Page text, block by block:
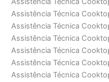
Assistência Técnica
Assistência Técnica
Assistência Técnica
Assistência Técnica
Assistência Técnica
Assistência Técnica